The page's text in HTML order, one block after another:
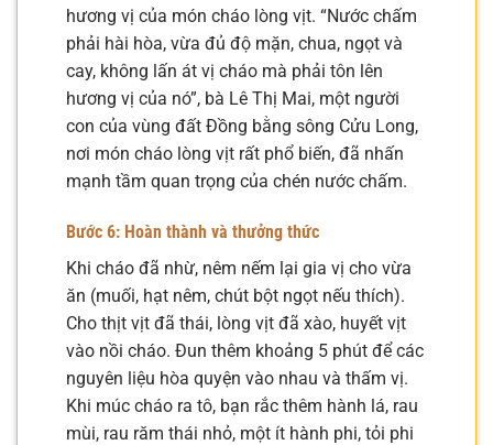
hương vị của món cháo lòng vịt. “Nước chấm
phải hài hòa, vừa đủ độ mặn, chua, ngọt và
cay, không lấn át vị cháo mà phải tôn lên
hương vị của nó”, bà Lê Thị Mai, một người
con của vùng đất Đồng bằng sông Cửu Long,
nơi món cháo lòng vịt rất phổ biến, đã nhấn
mạnh tầm quan trọng của chén nước chấm.
Bước 6: Hoàn thành và thưởng thức
Khi cháo đã nhừ, nêm nếm lại gia vị cho vừa
ăn (muối, hạt nêm, chút bột ngọt nếu thích).
Cho thịt vịt đã thái, lòng vịt đã xào, huyết vịt
vào nồi cháo. Đun thêm khoảng 5 phút để các
nguyên liệu hòa quyện vào nhau và thấm vị.
Khi múc cháo ra tô, bạn rắc thêm hành lá, rau
mùi, rau răm thái nhỏ, một ít hành phi, tỏi phi